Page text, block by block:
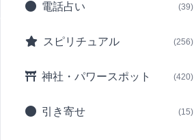
電話占い (39)
スピリチュアル (256)
神社・パワースポット (420)
引き寄せ (15)